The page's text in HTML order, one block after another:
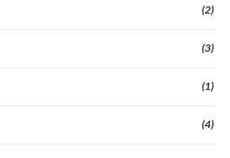
(2)
(3)
(1)
(4)